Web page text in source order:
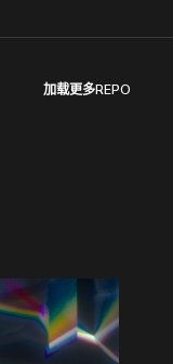
加载更多REPO